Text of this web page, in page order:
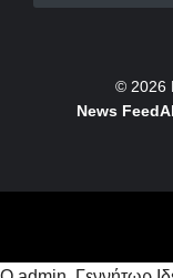
© 2026
News Feed